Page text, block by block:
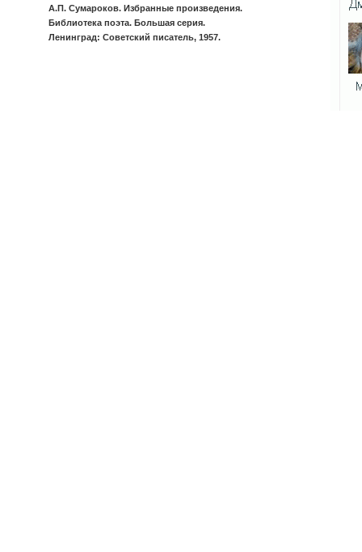
А.П. Сумароков. Избранные произведения.
Библиотека поэта. Большая серия.
Ленинград: Советский писатель, 1957.